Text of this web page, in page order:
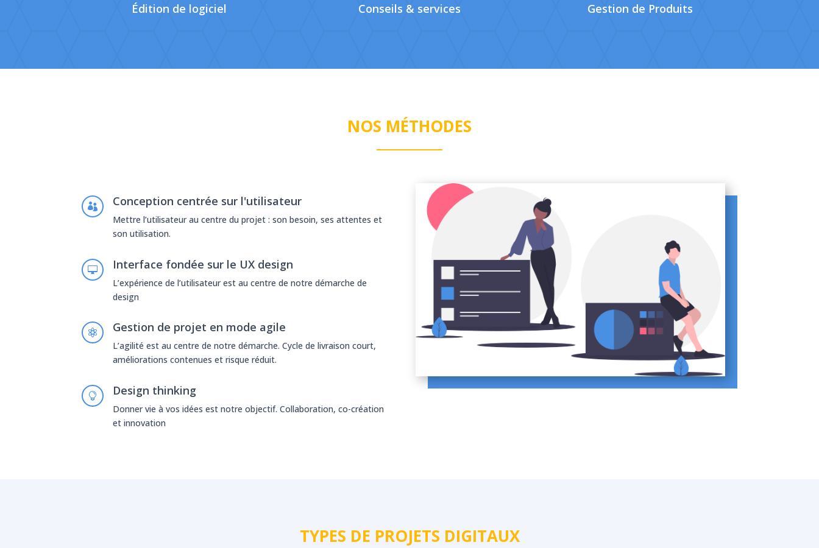
Édition de logiciel Conseils & services Gestion de Produits
NOS MÉTHODES
 Conception centrée sur l'utilisateur
Mettre l’utilisateur au centre du projet : son besoin, ses attentes et
son utilisation.
 Interface fondée sur le UX design
L’expérience de l’utilisateur est au centre de notre démarche de
design
 Gestion de projet en mode agile
L’agilité est au centre de notre démarche. Cycle de livraison court,
améliorations contenues et risque réduit.
 Design thinking
Donner vie à vos idées est notre objectif. Collaboration, co-création
et innovation
TYPES DE PROJETS DIGITAUX